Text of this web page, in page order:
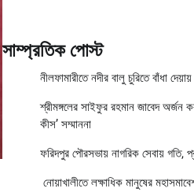
সাম্প্রতিক পোস্ট
নীলফামারীতে নদীর বালু চুরিতে বাঁধা
শ্রীমঙ্গলের সাইফুর রহমান জাবেদ অর্জন
কীস’ সম্মাননা
ফরিদপুর পৌরসভায় নাগরিক সেবায় গতি,
নোয়াখালীতে লক্ষাধিক মানুষের